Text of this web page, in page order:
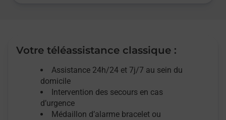
Votre téléassistance classique :
Assistance 24h/24 et 7j/7 au sein du
domicile
Intervention des secours en cas
d’urgence
Médaillon d’alarme bracelet ou